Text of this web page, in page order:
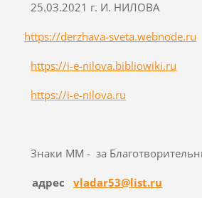
25.03.2021 г. И. НИЛОВА
https://derzhava-sveta.webnode.ru
https://i-e-nilova.bibliowiki.ru
https://i-e-nilova.ru
Знаки ММ - за
адресvladar53@list.ru